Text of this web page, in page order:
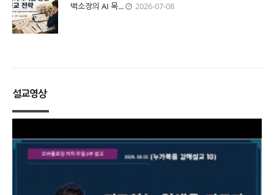
백소장의 AI 목... 2026-07-08
설교영상